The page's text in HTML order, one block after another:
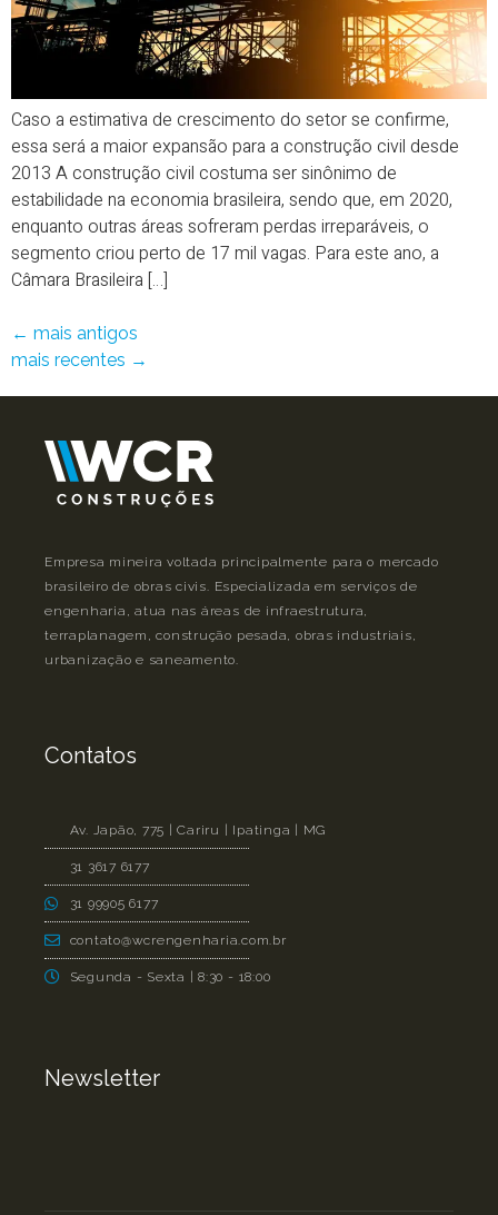
Caso a estimativa de crescimento do setor se confirme,
essa será a maior expansão para a construção civil desde
2013 A construção civil costuma ser sinônimo de
estabilidade na economia brasileira, sendo que, em 2020,
enquanto outras áreas sofreram perdas irreparáveis, o
segmento criou perto de 17 mil vagas. Para este ano, a
Câmara Brasileira […]
← mais antigos
mais recentes →
Empresa mineira voltada principalmente para o mercado
brasileiro de obras civis. Especializada em serviços de
engenharia, atua nas áreas de infraestrutura,
terraplanagem, construção pesada, obras industriais,
urbanização e saneamento.
Contatos
Av. Japão, 775 | Cariru | Ipatinga | MG
31 3617 6177
31 99905 6177
contato@wcrengenharia.com.br
Segunda - Sexta | 8:30 - 18:00
Newsletter